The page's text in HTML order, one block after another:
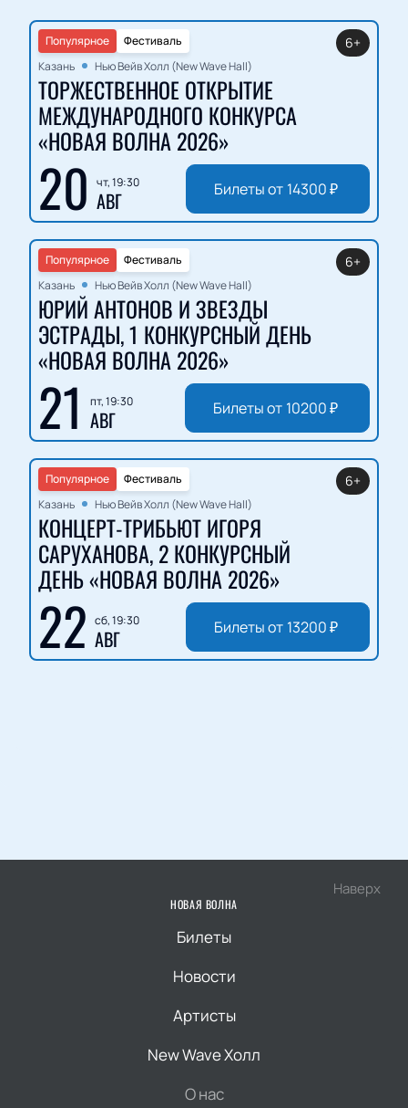
Фестиваль
Популярное
Казань
Нью Вейв Холл (New Wave Hall)
ТОРЖЕСТВЕННОЕ ОТКРЫТИЕ
МЕЖДУНАРОДНОГО КОНКУРСА
«НОВАЯ ВОЛНА 2026»
20 чт, 19:30
АВГ
6+
Билеты от 14300₽
Фестиваль
Популярное
Казань
Нью Вейв Холл (New Wave Hall)
ЮРИЙ АНТОНОВ И ЗВЕЗДЫ
ЭСТРАДЫ, 1 КОНКУРСНЫЙ ДЕНЬ
«НОВАЯ ВОЛНА 2026»
21 пт, 19:30
АВГ
6+
Билеты от 10200₽
Фестиваль
Популярное
Казань
Нью Вейв Холл (New Wave Hall)
КОНЦЕРТ-ТРИБЬЮТ ИГОРЯ
САРУХАНОВА, 2 КОНКУРСНЫЙ
ДЕНЬ «НОВАЯ ВОЛНА 2026»
22 сб, 19:30
АВГ
6+
Билеты от 13200₽
Наверх
НОВАЯ ВОЛНА
Билеты
Новости
Артисты
New Wave Холл
О нас